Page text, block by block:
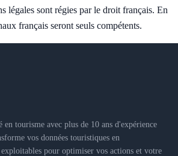
légales sont régies par le droit français. En
français seront seuls compétents.
en tourisme avec plus de 10 ans d'expérience
vos données touristiques en
pour optimiser vos actions et votre